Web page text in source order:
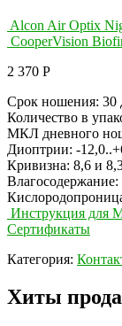
Alcon Air Optix
CooperVision
2 370 Р
Срок ношения: 30
Количество в
МКЛ дневного
Диоптрии: -
Кривизна: 8,6 и
Влагосодержание:
Инструкция для
Сертификаты
Категория:
Хиты